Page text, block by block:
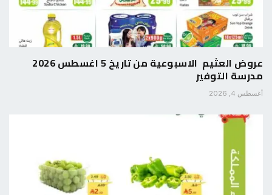
عروض العثيم الاسبوعية من تاريخ 5 اغسطس 2026
مدرسة التوفير
أغسطس 4, 2026